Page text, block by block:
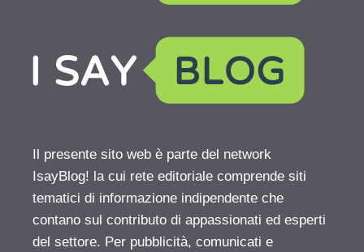
Il presente sito web è parte del network
IsayBlog! la cui rete editoriale comprende siti
tematici di informazione indipendente che
contano sul contributo di appassionati ed esperti
del settore. Per pubblicità, comunicati e